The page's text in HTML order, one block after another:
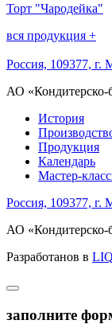
Торт "Чародейка"
вся продукция +
Россия, 109377, г.
АО «Кондитерско-
История
Продукция
Календарь
Мастер-
Россия, 109377, г.
АО «Кондитерско-
Разработанов в
заполните